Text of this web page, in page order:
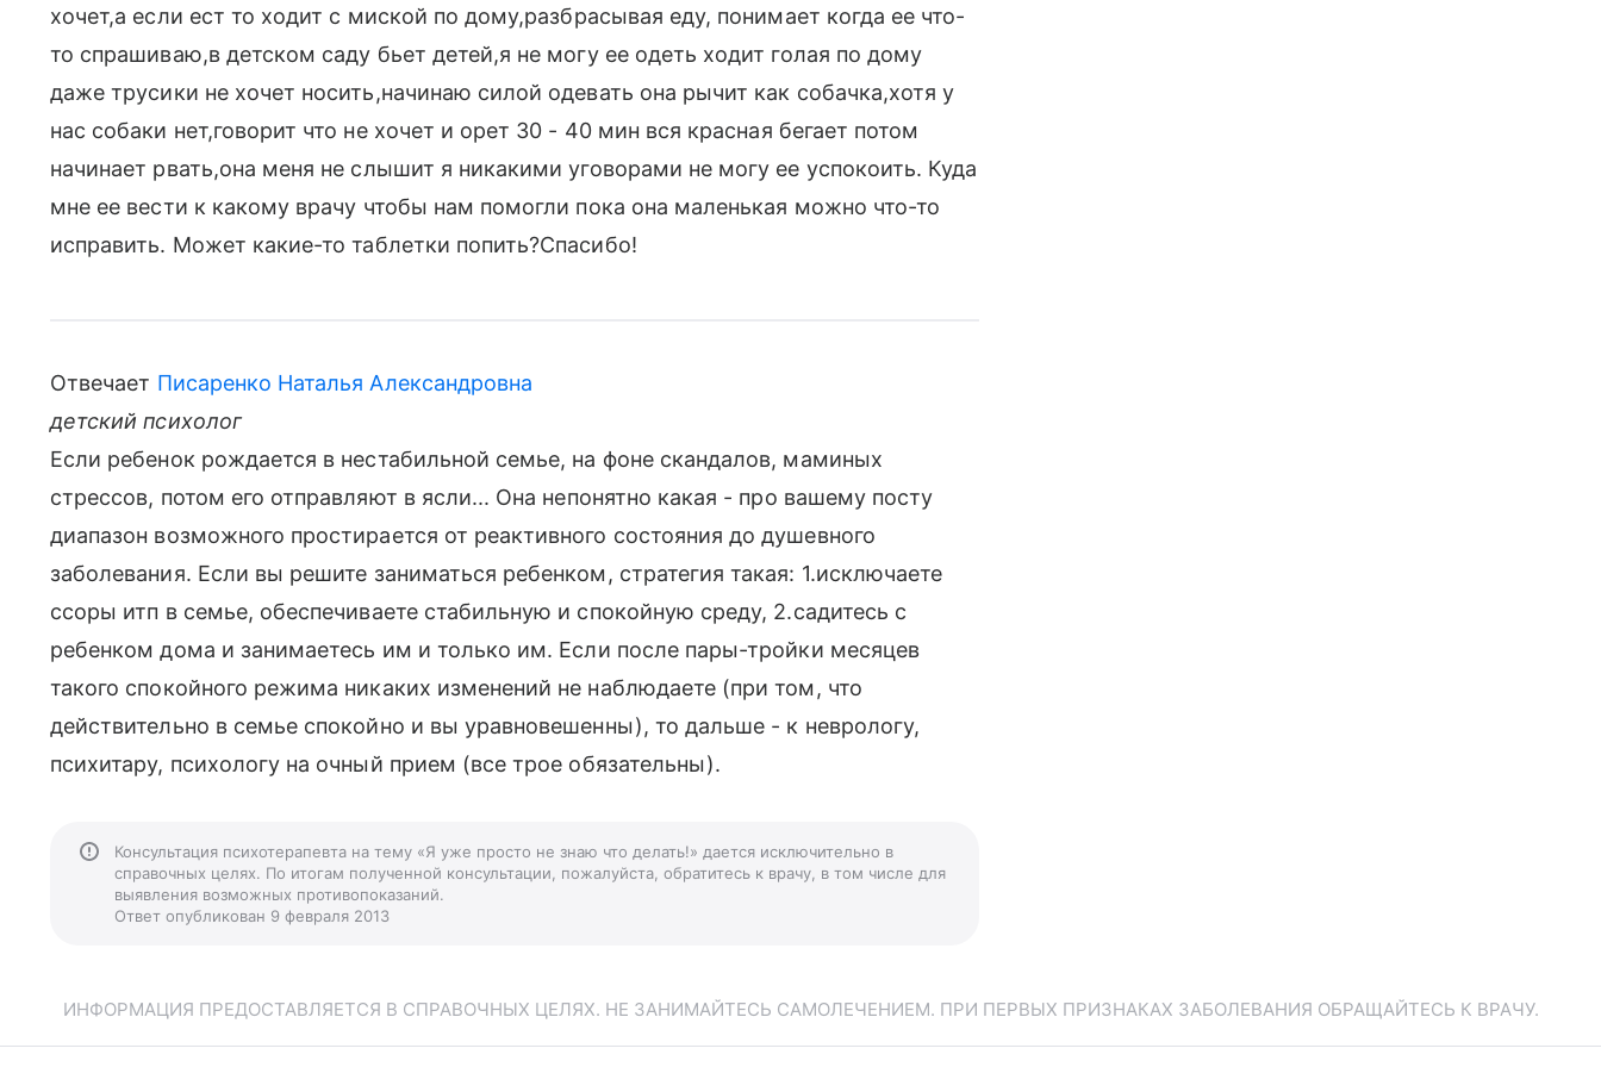
хочет,а если ест то ходит с миской по дому,разбрасывая еду, понимает когда ее что-
то спрашиваю,в детском саду бьет детей,я не могу ее одеть ходит голая по дому
даже трусики не хочет носить,начинаю силой одевать она рычит как собачка,хотя у
нас собаки нет,говорит что не хочет и орет 30 - 40 мин вся красная бегает потом
начинает рвать,она меня не слышит я никакими уговорами не могу ее успокоить. Куда
мне ее вести к какому врачу чтобы нам помогли пока она маленькая можно что-то
исправить. Может какие-то таблетки попить?Спасибо!
Отвечает Писаренко Наталья Александровна
детский психолог
Если ребенок рождается в нестабильной семье, на фоне скандалов, маминых
стрессов, потом его отправляют в ясли... Она непонятно какая - про вашему посту
диапазон возможного простирается от реактивного состояния до душевного
заболевания. Если вы решите заниматься ребенком, стратегия такая: 1.исключаете
ссоры итп в семье, обеспечиваете стабильную и спокойную среду, 2.садитесь с
ребенком дома и занимаетесь им и только им. Если после пары-тройки месяцев
такого спокойного режима никаких изменений не наблюдаете (при том, что
действительно в семье спокойно и вы уравновешенны), то дальше - к неврологу,
психитару, психологу на очный прием (все трое обязательны).
Консультация психотерапевта на тему «Я уже просто не знаю что делать!» дается исключительно в
справочных целях. По итогам полученной консультации, пожалуйста, обратитесь к врачу, в том числе для
выявления возможных противопоказаний.
Ответ опубликован 9 февраля 2013
ИНФОРМАЦИЯ ПРЕДОСТАВЛЯЕТСЯ В СПРАВОЧНЫХ ЦЕЛЯХ. НЕ ЗАНИМАЙТЕСЬ САМОЛЕЧЕНИЕМ. ПРИ ПЕРВЫХ ПРИЗНАКАХ ЗАБОЛЕВАНИЯ ОБРАЩАЙТЕСЬ К ВРАЧУ.